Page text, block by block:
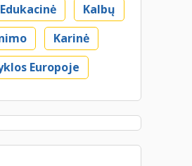
Edukacinė
Kalbų
Karinė
Europoje